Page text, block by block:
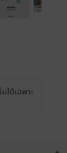
ได้เฉพาะ